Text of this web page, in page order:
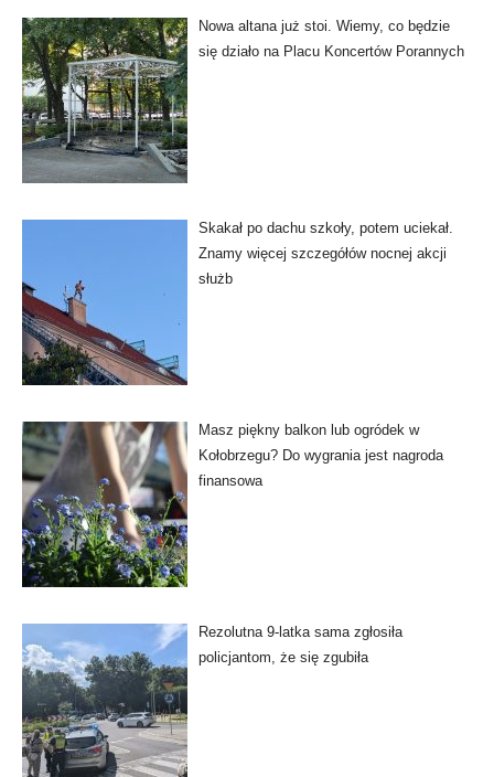
Nowa altana już stoi. Wiemy, co będzie
się działo na Placu Koncertów Porannych
Skakał po dachu szkoły, potem uciekał.
Znamy więcej szczegółów nocnej akcji
służb
Masz piękny balkon lub ogródek w
Kołobrzegu? Do wygrania jest nagroda
finansowa
Rezolutna 9-latka sama zgłosiła
policjantom, że się zgubiła